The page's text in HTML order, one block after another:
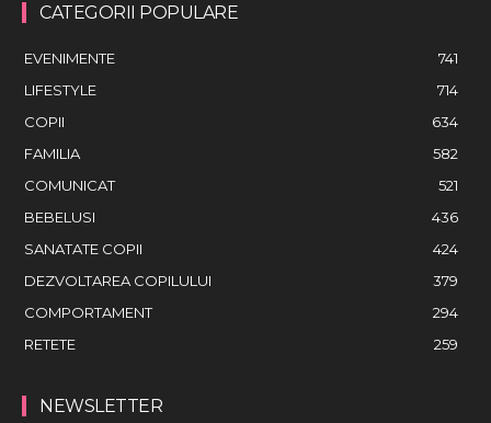
CATEGORII POPULARE
EVENIMENTE
741
LIFESTYLE
714
COPII
634
FAMILIA
582
COMUNICAT
521
BEBELUSI
436
SANATATE COPII
424
DEZVOLTAREA COPILULUI
379
COMPORTAMENT
294
RETETE
259
NEWSLETTER